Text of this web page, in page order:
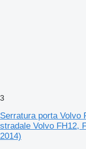
3
Serratura porta Volvo
stradale Volvo FH12,
2014)